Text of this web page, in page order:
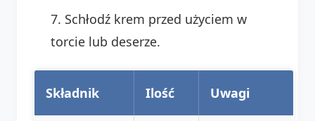
Schłodź krem przed użyciem w
torcie lub deserze.
Składnik Ilość Uwagi